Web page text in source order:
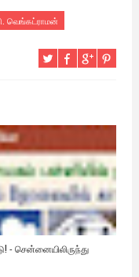
வெங்கட்ராமன்
- சென்னையிலிருந்து